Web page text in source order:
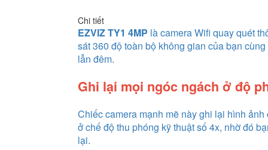
Chi tiết
EZVIZ TY1 4MP là camera Wifi quay quét
sát 360 độ toàn bộ không gian của bạn
lẫn đêm.
Ghi lại mọi ngóc ngách ở độ
Chiếc camera mạnh mẽ này ghi lại hình
ở chế độ thu phóng kỹ thuật số 4x, nhờ đó
lại.